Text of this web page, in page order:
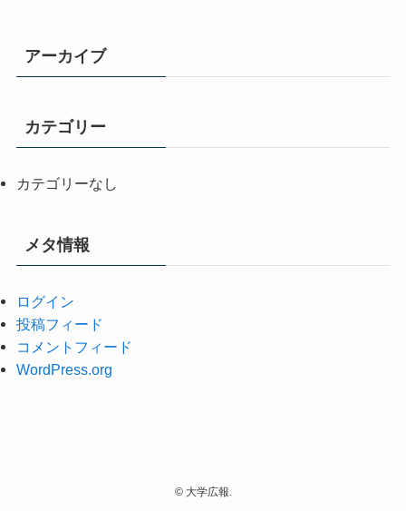
アーカイブ
カテゴリー
カテゴリーなし
メタ情報
ログイン
投稿フィード
コメントフィード
WordPress.org
©大学広報.